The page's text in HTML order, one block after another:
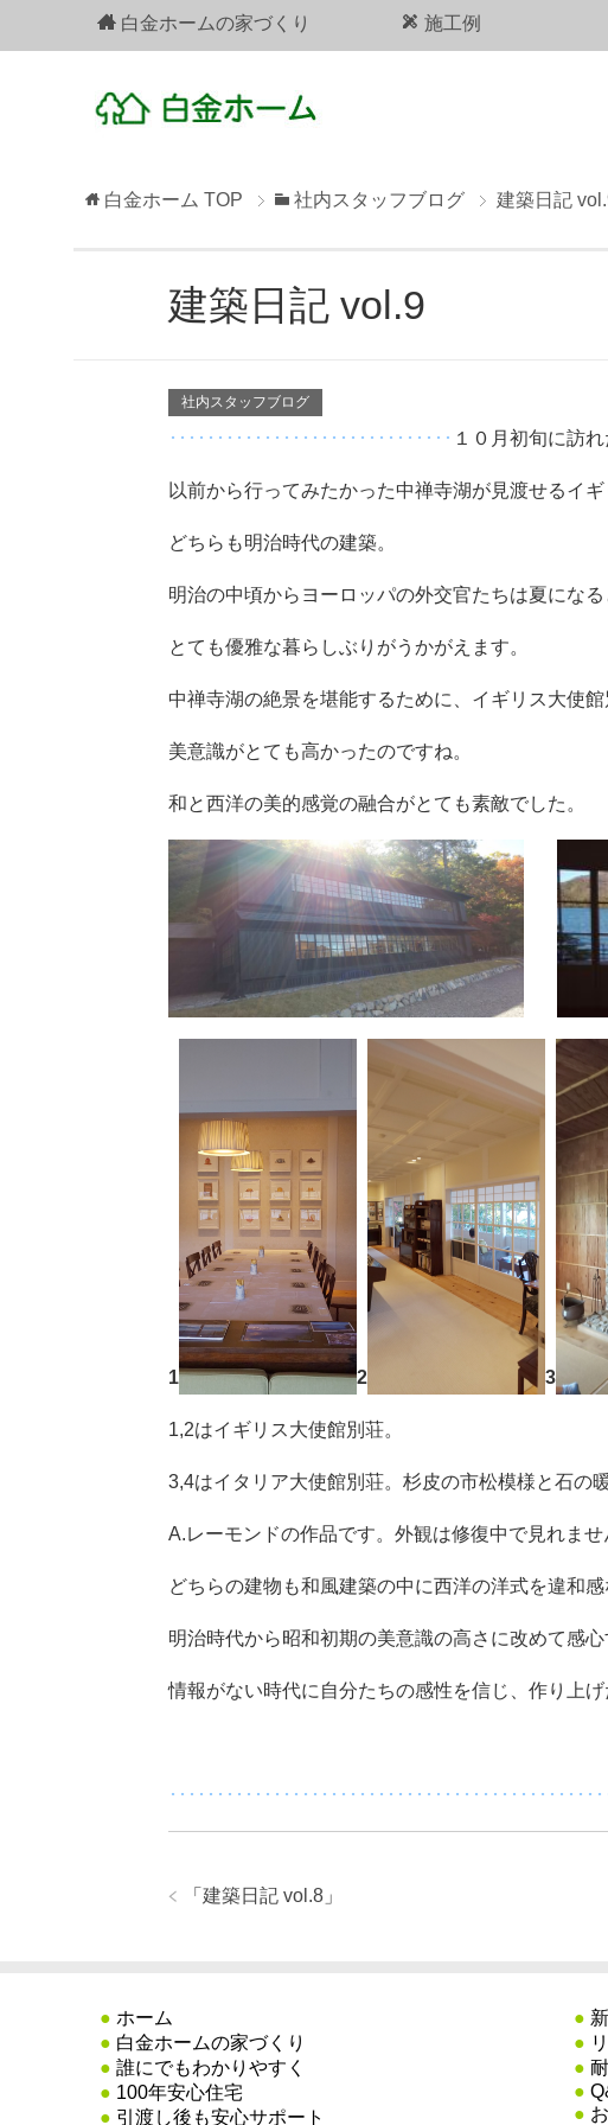
白金ホームの家づくり 施工例
白金ホーム TOP 社内スタッフブログ 建築日記
建築日記 vol.9
社内スタッフブログ
･･････････････････････････････ １０月初旬に訪
以前から行ってみたかった中禅寺湖が見渡せるイ
どちらも明治時代の建築。
明治の中頃からヨーロッパの外交官たちは夏にな
とても優雅な暮らしぶりがうかがえます。
中禅寺湖の絶景を堪能するために、イギリス大使
美意識がとても高かったのですね。
和と西洋の美的感覚の融合がとても素敵でした。
1 2 3
1,2はイギリス大使館別荘。
3,4はイタリア大使館別荘。杉皮の市松模様と石の
A.レーモンドの作品です。外観は修復中で見れませ
どちらの建物も和風建築の中に西洋の洋式を違和
明治時代から昭和初期の美意識の高さに改めて感心
情報がない時代に自分たちの感性を信じ、作り上
････････････････････････････････････････････
「 建築日記 vol.8 」
● ホーム
● 白金ホームの家づくり
● 誰にでもわかりやすく
● 100年安心住宅
● 引渡し後も安心サポート
●
●
●
●
●